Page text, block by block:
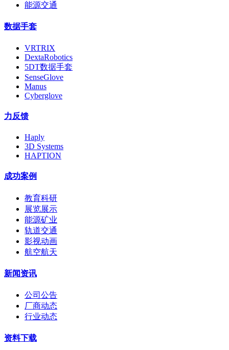
能源交通
数据手套
VRTRIX
DextaRobotics
5DT数据手套
SenseGlove
Manus
Cyberglove
力反馈
Haply
3D Systems
HAPTION
成功案例
教育科研
展览展示
能源矿业
轨道交通
影视动画
航空航天
新闻资讯
公司公告
厂商动态
行业动态
资料下载